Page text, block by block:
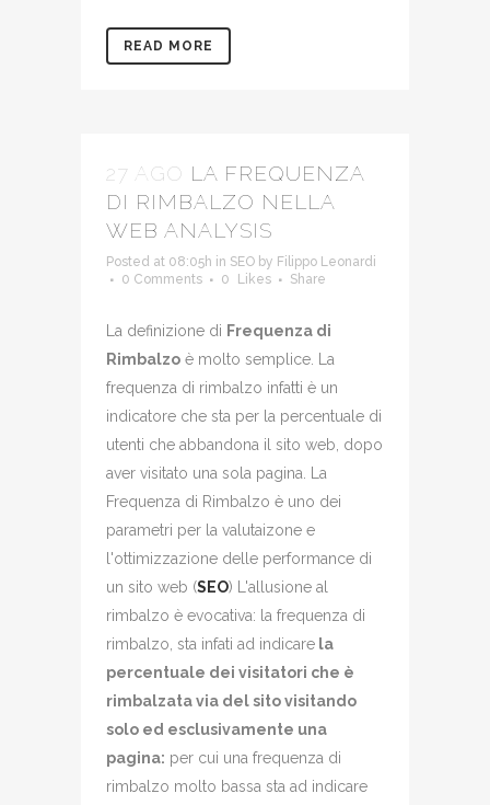
READ MORE
27 AGO LA FREQUENZA
DI RIMBALZO NELLA
WEB ANALYSIS
Posted at 08:05h in SEO by Filippo Leonardi
0 Comments
0 Likes Share
La definizione di Frequenza di
Rimbalzo è molto semplice. La
frequenza di rimbalzo infatti è un
indicatore che sta per la percentuale di
utenti che abbandona il sito web, dopo
aver visitato una sola pagina. La
Frequenza di Rimbalzo è uno dei
parametri per la valutaizone e
l'ottimizzazione delle performance di
un sito web (SEO) L'allusione al
rimbalzo è evocativa: la frequenza di
rimbalzo, sta infati ad indicare la
percentuale dei visitatori che è
rimbalzata via del sito visitando
solo ed esclusivamente una
pagina: per cui una frequenza di
rimbalzo molto bassa sta ad indicare